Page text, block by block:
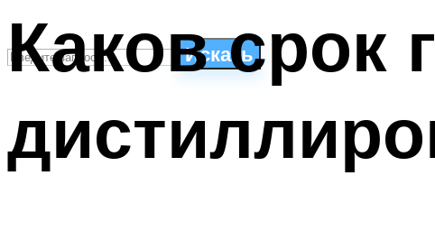
Искать
ПЛАВАНЬЕ ДЛЯ ДЕТЕЙ
ПЛАВАНЬЕ ДЛЯ ПОХУДЕНИЯ
Каков срок